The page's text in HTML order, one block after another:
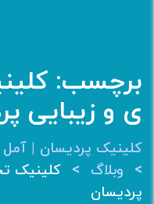
برچسب:
ی و زیبایی
کلینیک پردیسان | آمل
> وبلاگ > کلینیک
پردیسان